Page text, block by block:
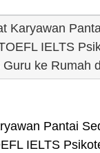
Karyawan
IELTS
Guru ke Rumah
Pantai
IELTS